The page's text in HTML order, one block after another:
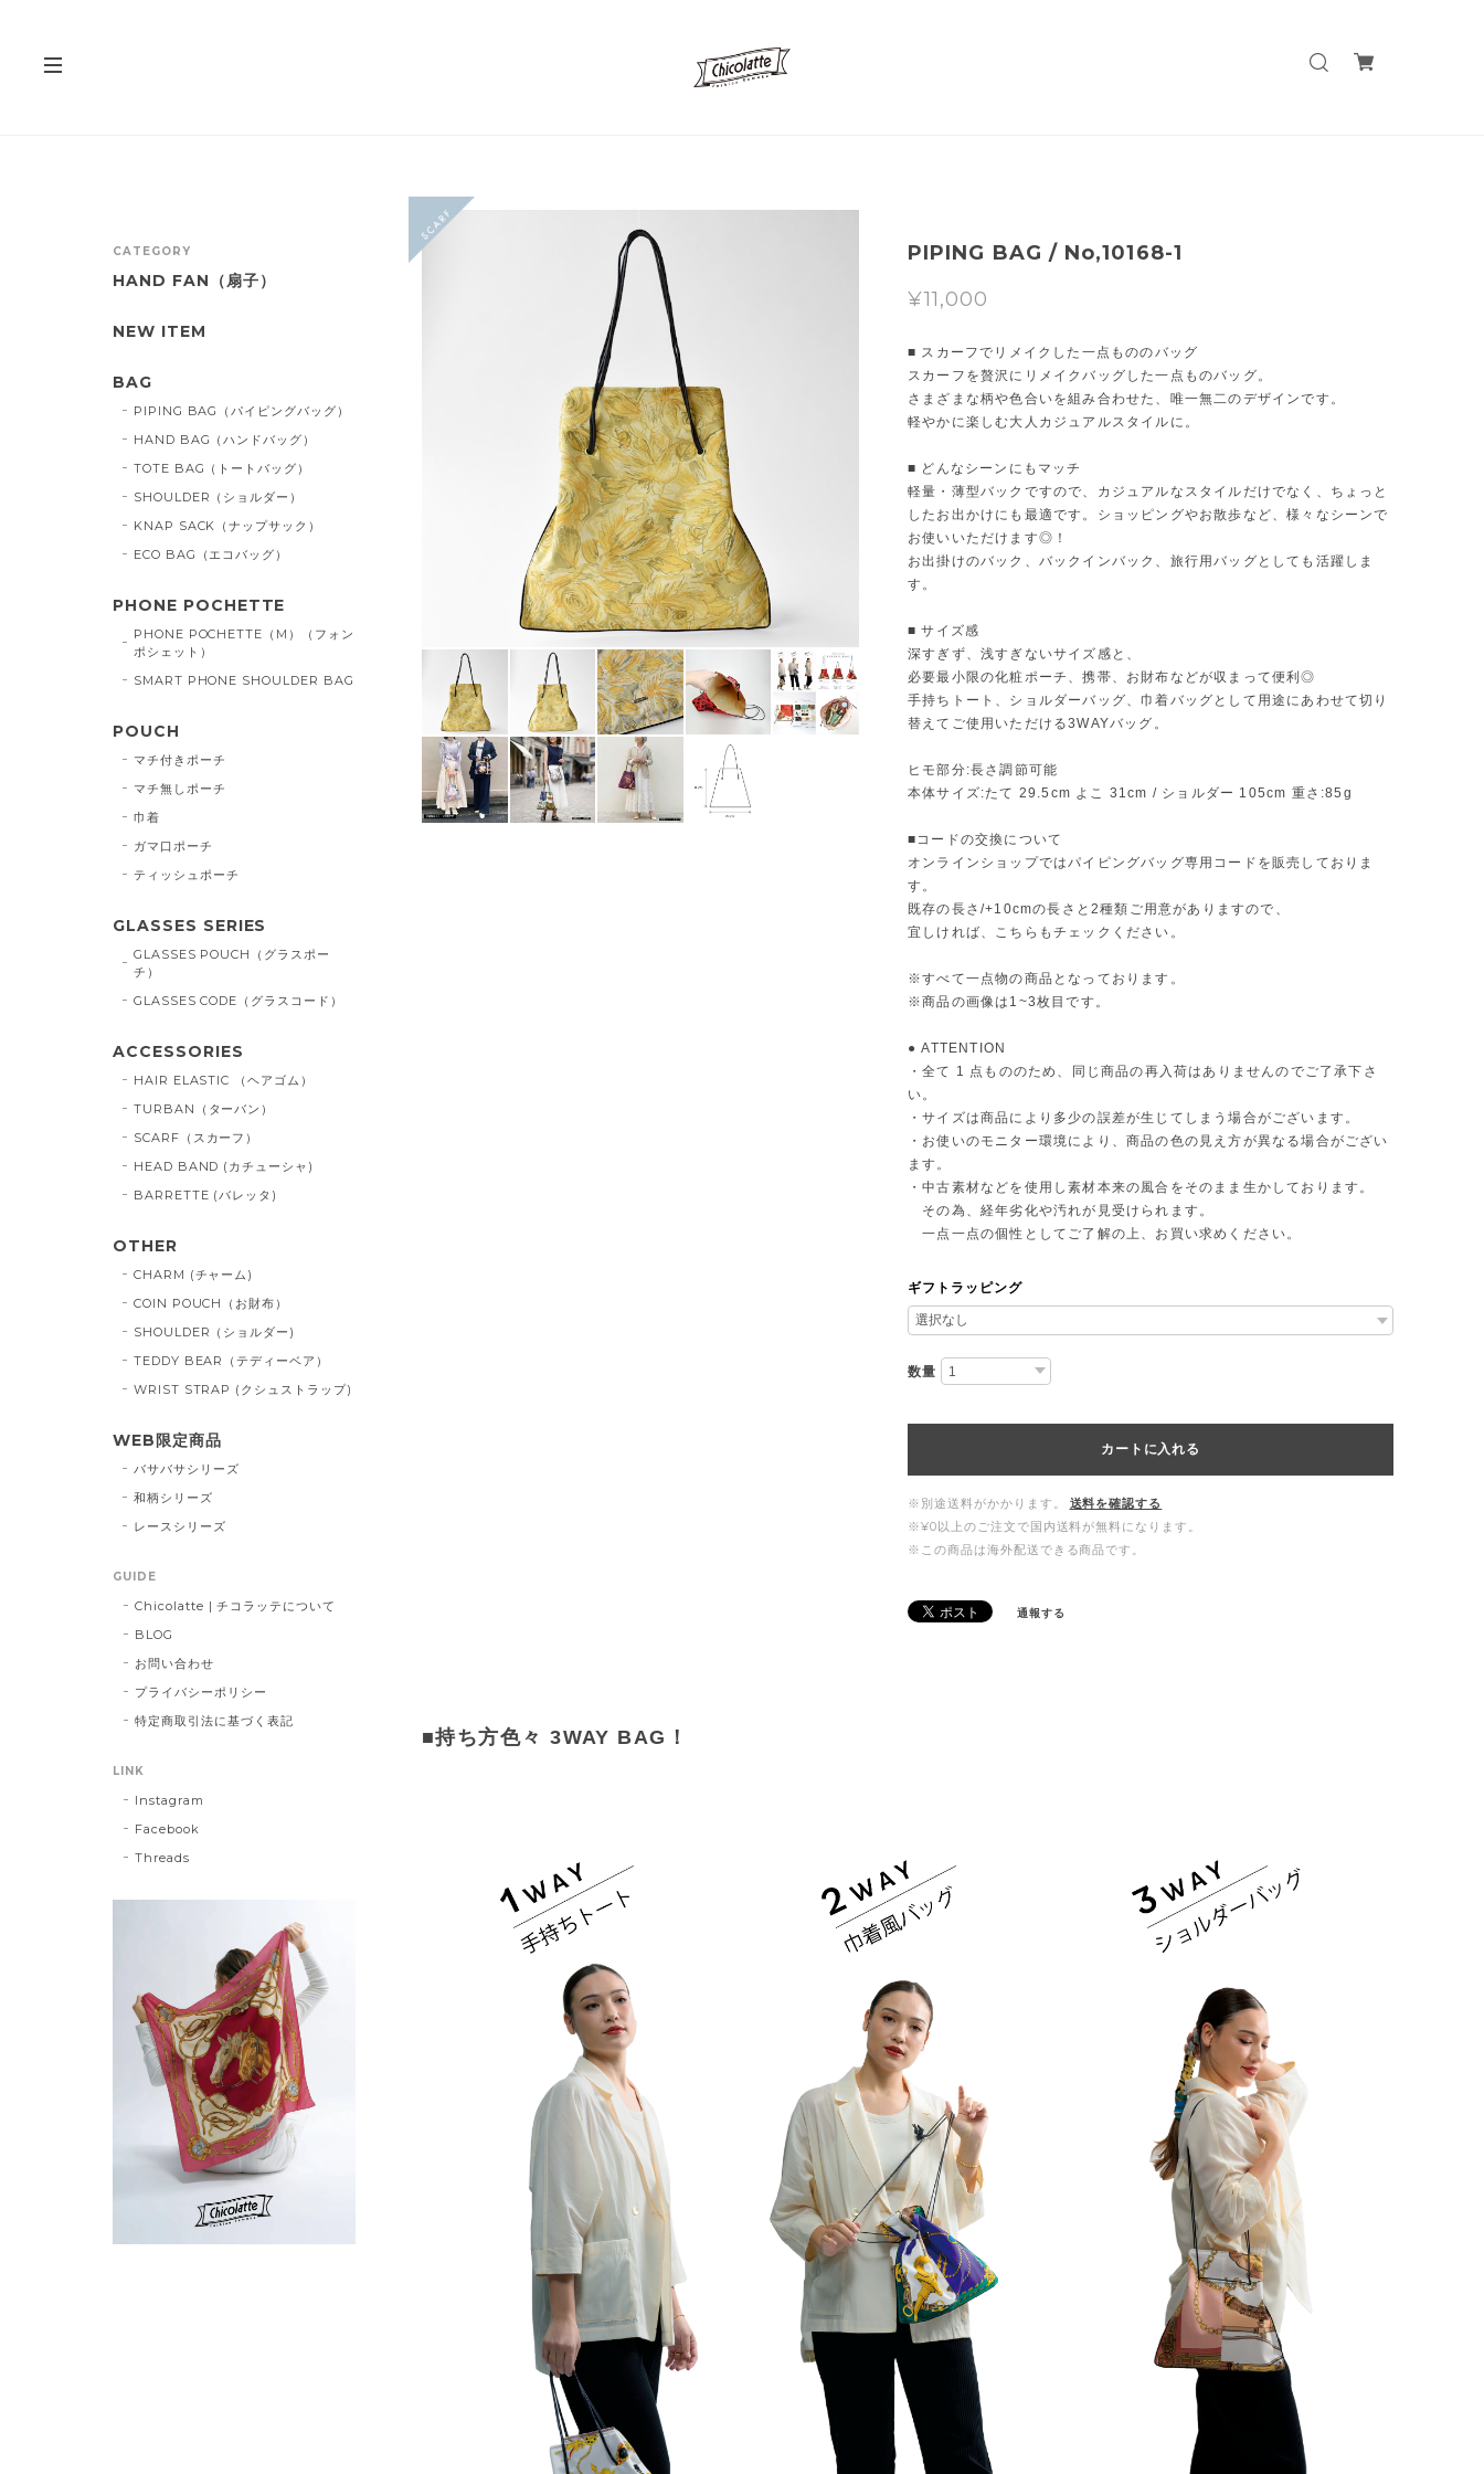
PIPING BAG / No,10168-1
¥11,000
■ スカーフでリメイクした一点もののバッグ
スカーフを贅沢にリメイクバッグした一点ものバッグ。
さまざまな柄や色合いを組み合わせた、唯一無二のデザインです。
軽やかに楽しむ大人カジュアルスタイルに。
■ どんなシーンにもマッチ
軽量・薄型バックですので、カジュアルなスタイルだけでなく、ちょっと
したお出かけにも最適です。ショッピングやお散歩など、様々なシーンで
お使いいただけます◎！
お出掛けのバック、バックインバック、旅行用バッグとしても活躍しま
す。
■ サイズ感
深すぎず、浅すぎないサイズ感と、
必要最小限の化粧ポーチ、携帯、お財布などが収まって便利◎
手持ちトート、ショルダーバッグ、巾着バッグとして用途にあわせて切り
替えてご使用いただける3WAYバッグ。
ヒモ部分:長さ調節可能
本体サイズ:たて 29.5cm よこ 31cm / ショルダー 105cm 重さ:85g
■コードの交換について
オンラインショップではパイピングバッグ専用コードを販売しておりま
す。
既存の長さ/+10cmの長さと2種類ご用意がありますので、
宜しければ、こちらもチェックください。
※すべて一点物の商品となっております。
※商品の画像は1~3枚目です。
● ATTENTION
・全て 1 点もののため、同じ商品の再入荷はありませんのでご了承下さ
い。
・サイズは商品により多少の誤差が生じてしまう場合がございます。
・お使いのモニター環境により、商品の色の見え方が異なる場合がござい
ます。
・中古素材などを使用し素材本来の風合をそのまま生かしております。
その為、経年劣化や汚れが見受けられます。
一点一点の個性としてご了解の上、お買い求めください。
ギフトラッピング
数量
カートに入れる
※別途送料がかかります。
送料を確認する
※¥0以上のご注文で国内送料が無料になります。
※この商品は海外配送できる商品です。
通報する
■持ち方色々 3WAY BAG！
CATEGORY
HAND FAN（扇子）
NEW ITEM
BAG
PIPING BAG（パイピングバッグ）
HAND BAG（ハンドバッグ）
TOTE BAG（トートバッグ）
SHOULDER（ショルダー）
KNAP SACK（ナップサック）
ECO BAG（エコバッグ）
PHONE POCHETTE
PHONE POCHETTE（M）（フォン
ポシェット）
SMART PHONE SHOULDER BAG
POUCH
マチ付きポーチ
マチ無しポーチ
巾着
ガマ口ポーチ
ティッシュポーチ
GLASSES SERIES
GLASSES POUCH（グラスポー
チ）
GLASSES CODE（グラスコード）
ACCESSORIES
HAIR ELASTIC （ヘアゴム）
TURBAN（ターバン）
SCARF（スカーフ）
HEAD BAND (カチューシャ)
BARRETTE (バレッタ)
OTHER
CHARM (チャーム)
COIN POUCH（お財布）
SHOULDER（ショルダー)
TEDDY BEAR（テディーベア）
WRIST STRAP (クシュストラップ)
WEB限定商品
バサバサシリーズ
和柄シリーズ
レースシリーズ
GUIDE
Chicolatte | チコラッテについて
BLOG
お問い合わせ
プライバシーポリシー
特定商取引法に基づく表記
LINK
Instagram
Facebook
Threads